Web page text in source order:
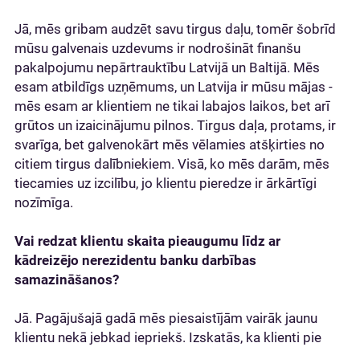
Jā, mēs gribam audzēt savu tirgus daļu, tomēr šobrīd
mūsu galvenais uzdevums ir nodrošināt finanšu
pakalpojumu nepārtrauktību Latvijā un Baltijā. Mēs
esam atbildīgs uzņēmums, un Latvija ir mūsu mājas -
mēs esam ar klientiem ne tikai labajos laikos, bet arī
grūtos un izaicinājumu pilnos. Tirgus daļa, protams, ir
svarīga, bet galvenokārt mēs vēlamies atšķirties no
citiem tirgus dalībniekiem. Visā, ko mēs darām, mēs
tiecamies uz izcilību, jo klientu pieredze ir ārkārtīgi
nozīmīga.
Vai redzat klientu skaita pieaugumu līdz ar
kādreizējo nerezidentu banku darbības
samazināšanos?
Jā. Pagājušajā gadā mēs piesaistījām vairāk jaunu
klientu nekā jebkad iepriekš. Izskatās, ka klienti pie